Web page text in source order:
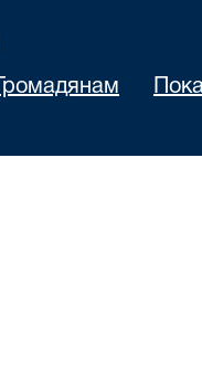
Громадянам